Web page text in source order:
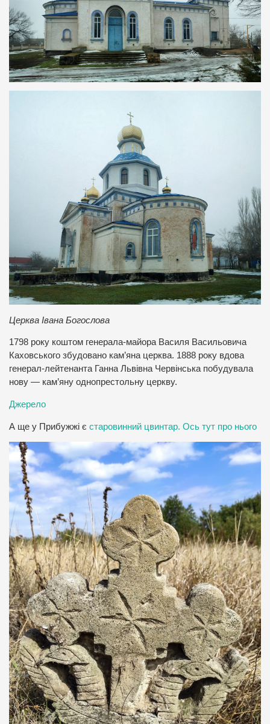
Церква Івана Богослова
1798 року коштом генерала-майора Василя Васильовича
Каховського збудовано кам’яна церква. 1888 року вдова
генерал-лейтенанта Ганна Львівна Червінська побудувала
нову — кам’яну однопрестольну церкву.
Джерело
А ще у Прибужжі є старовинний цвинтар. Ось тут про нього